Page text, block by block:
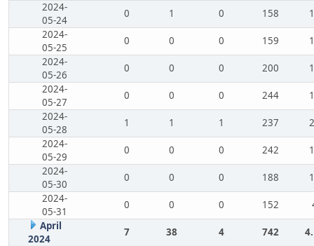
2024-
05-24
0 1 0 158
2024-
05-25
0 0 0 159
2024-
05-26
0 0 0 200
2024-
05-27
0 0 0 244
2024-
05-28
1 1 1 237
2024-
05-29
0 0 0 242
2024-
05-30
0 0 0 188
2024-
05-31
0 0 0 152
April
2024
7 38 4 742